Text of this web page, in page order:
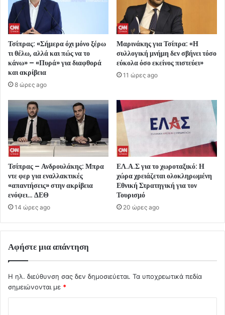
Τσίπρας: «Σήμερα όχι μόνο ξέρω
τι θέλω, αλλά και πώς να το
κάνω» – «Πυρά» για διαφθορά
και ακρίβεια
8 ώρες ago
Μαρινάκης για Τσίπρα: «Η
συλλογική μνήμη δεν σβήνει τόσο
εύκολα όσο εκείνος πιστεύει»
11 ώρες ago
Τσίπρας – Ανδρουλάκης: Μπρα
ντε φερ για εναλλακτικές
«απαντήσεις» στην ακρίβεια
ενόψει… ΔΕΘ
14 ώρες ago
ΕΛ.Α.Σ για το χωροταξικό: Η
χώρα χρειάζεται ολοκληρωμένη
Εθνική Στρατηγική για τον
Τουρισμό
20 ώρες ago
Αφήστε μια απάντηση
Η ηλ. διεύθυνση σας δεν δημοσιεύεται. Τα υποχρεωτικά πεδία
σημειώνονται με *